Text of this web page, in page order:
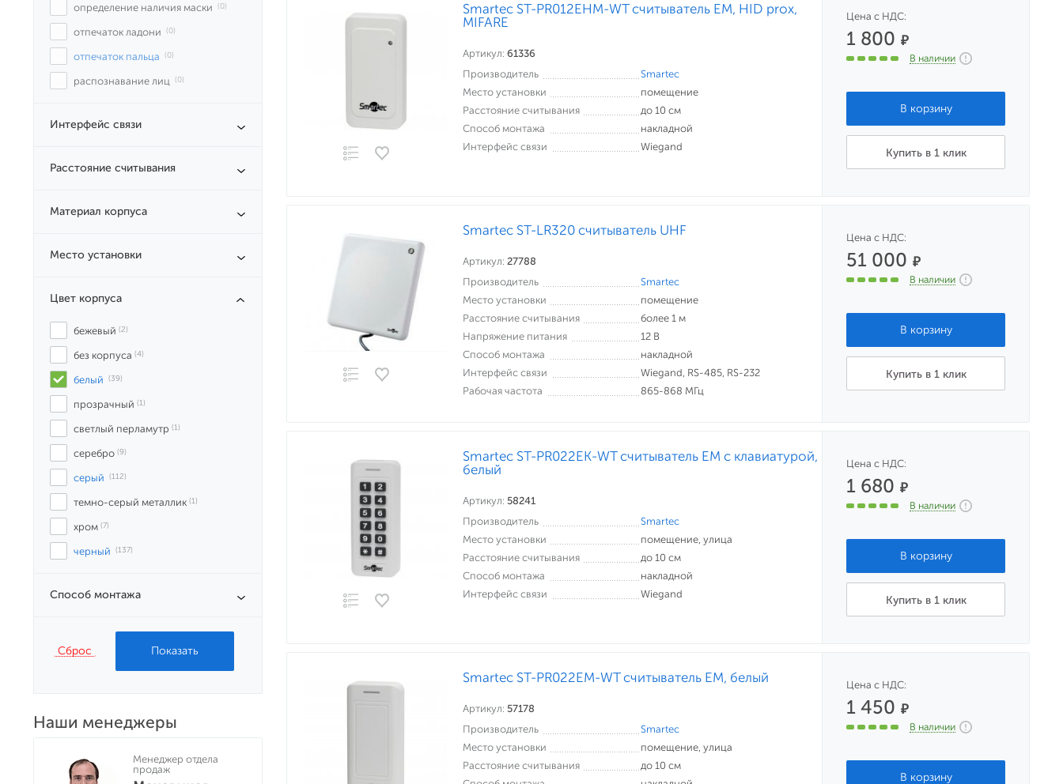
определение наличия маски (0)
отпечаток ладони (0)
отпечаток пальца (0)
распознавание лиц (0)
Интерфейс связи
Расстояние считывания
Материал корпуса
Место установки
Цвет корпуса
бежевый (2)
без корпуса (4)
белый (39)
прозрачный (1)
светлый перламутр (1)
серебро (9)
серый (112)
темно-серый металлик (1)
хром (7)
черный (137)
Способ монтажа
Сброс
Наши менеджеры
Менеджер отдела
продаж
Smartec ST-PR012EHM-WT считыватель EM, HID prox,
MIFARE
Артикул: 61336
Производитель
Smartec
Место установки
помещение
Расстояние считывания
до 10 см
Способ монтажа
накладной
Интерфейс связи
Wiegand
Цена с НДС:
1 800₽
В наличии
Купить в 1 клик
Smartec ST-LR320 считыватель UHF
Артикул: 27788
Производитель
Smartec
Место установки
помещение
Расстояние считывания
более 1 м
Напряжение питания
12 В
Способ монтажа
накладной
Интерфейс связи
Wiegand, RS-485, RS-232
Рабочая частота
865-868 МГц
Цена с НДС:
51 000₽
В наличии
Купить в 1 клик
Smartec ST-PR022EK-WT считыватель EM с клавиатурой,
белый
Артикул: 58241
Производитель
Smartec
Место установки
помещение, улица
Расстояние считывания
до 10 см
Способ монтажа
накладной
Интерфейс связи
Wiegand
Цена с НДС:
1 680₽
В наличии
Купить в 1 клик
Smartec ST-PR022EM-WT считыватель EM, белый
Артикул: 57178
Производитель
Smartec
Место установки
помещение, улица
Расстояние считывания
до 10 см
Цена с НДС:
1 450₽
В наличии